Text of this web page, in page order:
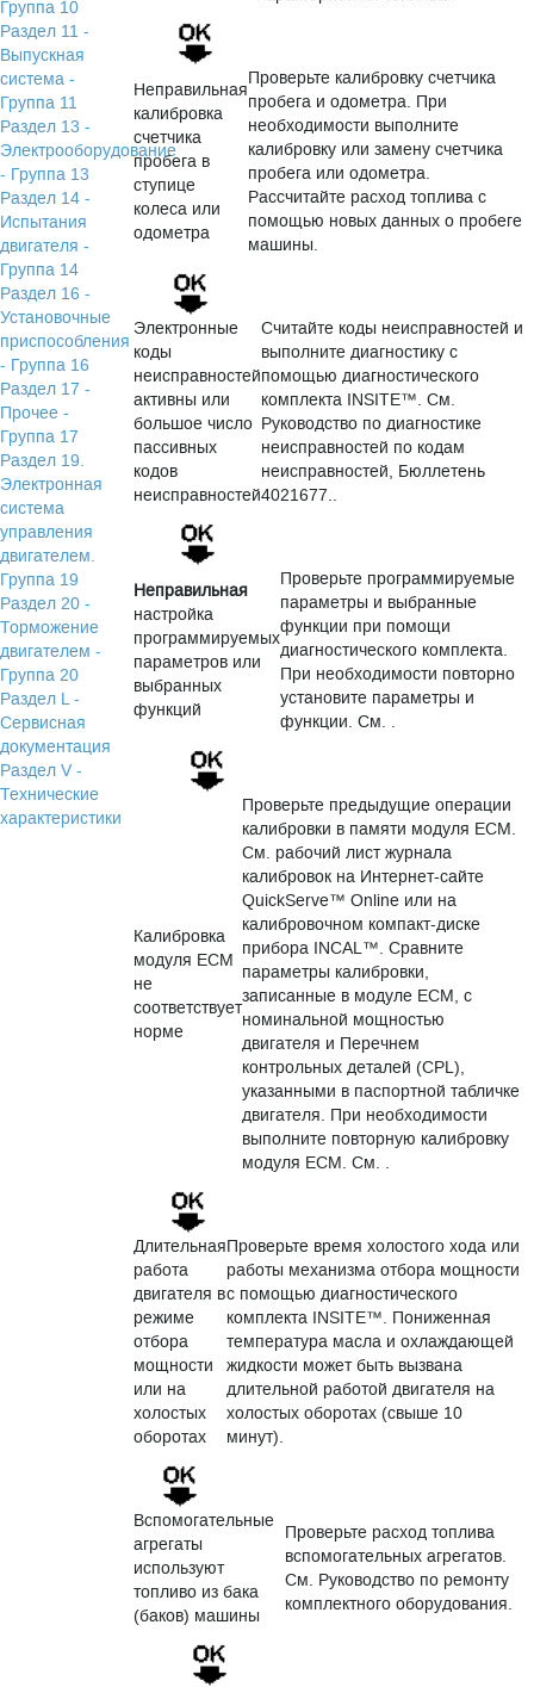
Группа 10
Раздел 11 -
Выпускная
система -
Группа 11
Раздел 13 -
Электрооборудование
- Группа 13
Раздел 14 -
Испытания
двигателя -
Группа 14
Раздел 16 -
Установочные
приспособления
- Группа 16
Раздел 17 -
Прочее -
Группа 17
Раздел 19.
Электронная
система
управления
двигателем.
Группа 19
Раздел 20 -
Торможение
двигателем -
Группа 20
Раздел L -
Сервисная
документация
Раздел V -
Технические
характеристики
Неправильная
калибровка
счетчика
пробега в
ступице
колеса или
одометра
Проверьте калибровку счетчика
пробега и одометра. При
необходимости выполните
калибровку или замену счетчика
пробега или одометра.
Рассчитайте расход топлива с
помощью новых данных о пробеге
машины.
Электронные
коды
неисправностей
активны или
большое число
пассивных
кодов
неисправностей
Считайте коды неисправностей и
выполните диагностику с
помощью диагностического
комплекта INSITE™. См.
Руководство по диагностике
неисправностей по кодам
неисправностей, Бюллетень
4021677..
Неправильная
настройка
программируемых
параметров или
выбранных
функций
Проверьте программируемые
параметры и выбранные
функции при помощи
диагностического комплекта.
При необходимости повторно
установите параметры и
функции. См. .
Калибровка
модуля ECM
не
соответствует
норме
Проверьте предыдущие операции
калибровки в памяти модуля ECM.
См. рабочий лист журнала
калибровок на Интернет-сайте
QuickServe™ Online или на
калибровочном компакт-диске
прибора INCAL™. Сравните
параметры калибровки,
записанные в модуле ECM, с
номинальной мощностью
двигателя и Перечнем
контрольных деталей (CPL),
указанными в паспортной табличке
двигателя. При необходимости
выполните повторную калибровку
модуля ECM. См. .
Длительная
работа
двигателя в
режиме
отбора
мощности
или на
холостых
оборотах
Проверьте время холостого хода или
работы механизма отбора мощности
с помощью диагностического
комплекта INSITE™. Пониженная
температура масла и охлаждающей
жидкости может быть вызвана
длительной работой двигателя на
холостых оборотах (свыше 10
минут).
Вспомогательные
агрегаты
используют
топливо из бака
(баков) машины
Проверьте расход топлива
вспомогательных агрегатов.
См. Руководство по ремонту
комплектного оборудования.